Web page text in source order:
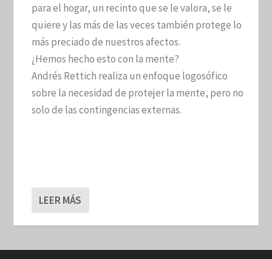
para el hogar, un recinto que se le valora, se le
quiere y las más de las veces también protege lo
más preciado de nuestros afectos.
¿Hemos hecho esto con la mente?
Andrés Rettich realiza un enfoque logosófico
sobre la necesidad de protejer la mente, pero no
solo de las contingencias externas.
LEER MÁS